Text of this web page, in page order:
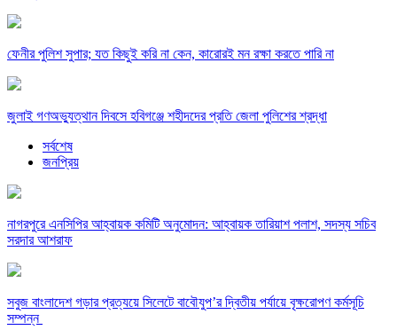
ফেনীর পুলিশ সুপার; যত কিছুই করি না কেন, কারোরই মন রক্ষা করতে পারি না
জুলাই গণঅভ্যুত্থান দিবসে হবিগঞ্জে শহীদদের প্রতি জেলা পুলিশের শ্রদ্ধা
সর্বশেষ
জনপ্রিয়
নাগরপুরে এনসিপির আহ্বায়ক কমিটি অনুমোদন: আহ্বায়ক তারিয়াশ পলাশ, সদস্য সচিব
সরদার আশরাফ
সবুজ বাংলাদেশ গড়ার প্রত্যয়ে সিলেটে বাবৌযুপ’র দ্বিতীয় পর্যায়ে বৃক্ষরোপণ কর্মসূচি
সম্পন্ন